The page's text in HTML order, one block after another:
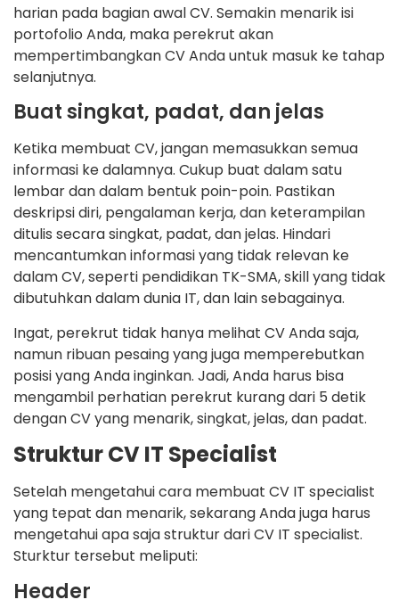
harian pada bagian awal CV. Semakin menarik isi
portofolio Anda, maka perekrut akan
mempertimbangkan CV Anda untuk masuk ke tahap
selanjutnya.
Buat singkat, padat, dan jelas
Ketika membuat CV, jangan memasukkan semua
informasi ke dalamnya. Cukup buat dalam satu
lembar dan dalam bentuk poin-poin. Pastikan
deskripsi diri, pengalaman kerja, dan keterampilan
ditulis secara singkat, padat, dan jelas. Hindari
mencantumkan informasi yang tidak relevan ke
dalam CV, seperti pendidikan TK-SMA, skill yang tidak
dibutuhkan dalam dunia IT, dan lain sebagainya.
Ingat, perekrut tidak hanya melihat CV Anda saja,
namun ribuan pesaing yang juga memperebutkan
posisi yang Anda inginkan. Jadi, Anda harus bisa
mengambil perhatian perekrut kurang dari 5 detik
dengan CV yang menarik, singkat, jelas, dan padat.
Struktur CV IT Specialist
Setelah mengetahui cara membuat CV IT specialist
yang tepat dan menarik, sekarang Anda juga harus
mengetahui apa saja struktur dari CV IT specialist.
Sturktur tersebut meliputi:
Header